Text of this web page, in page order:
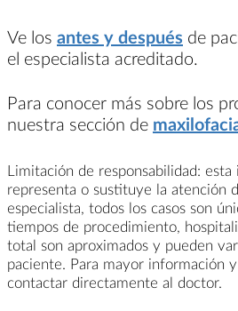
Ve los antes y después de
el especialista acreditado.
Para conocer más sobre los
nuestra sección de
Limitación de responsabilidad:
representa o sustituye la atención
especialista, todos los casos son
tiempos de procedimiento,
total son aproximados y pueden
paciente. Para mayor información
contactar directamente al doctor.